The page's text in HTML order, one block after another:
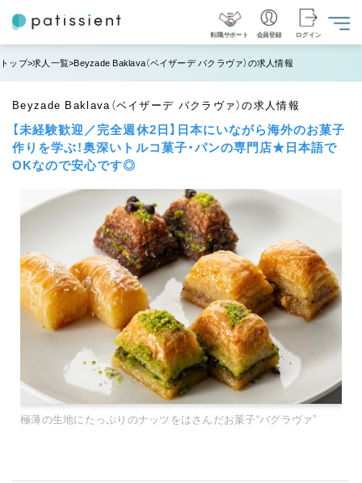
転職サポート 会員登録 ログイン
トップ 求人一覧 Beyzade Baklava（ベイザーデ バクラヴァ）の求人情報
Beyzade Baklava（ベイザーデ バクラヴァ）の求人情報
【未経験歓迎／完全週休2日】日本にいながら海外のお菓子
作りを学ぶ！奥深いトルコ菓子・パンの専門店★日本語で
OKなので安心です◎
極薄の生地にたっぷりのナッツをはさんだお菓子“バグラヴァ”